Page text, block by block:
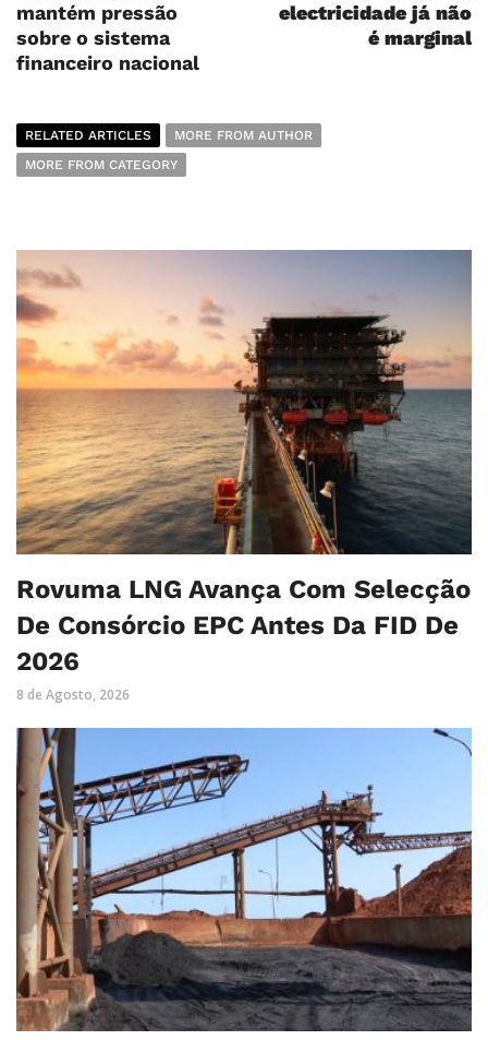
mantém pressão
sobre o sistema
financeiro nacional
electricidade já não
é marginal
RELATED ARTICLES
MORE FROM AUTHOR
MORE FROM CATEGORY
Rovuma LNG Avança Com Selecção
De Consórcio EPC Antes Da FID De
2026
8 de Agosto, 2026